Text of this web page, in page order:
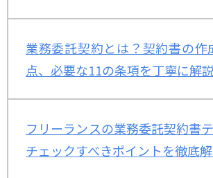
業務委託契約とは？契約書の作
点、必要な11の条項を丁寧に解
フリーランスの業務委託契約書
チェックすべきポイントを徹底